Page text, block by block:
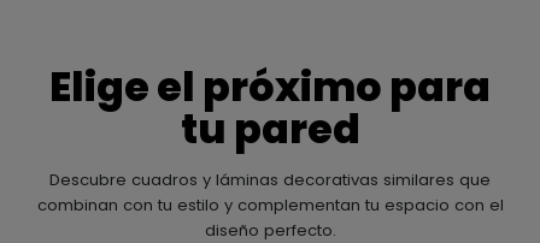
Elige el próximo para
tu pared
Descubre cuadros y láminas decorativas similares que
combinan con tu estilo y complementan tu espacio con el
diseño perfecto.